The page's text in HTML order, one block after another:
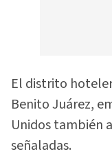
El distrito
Benito Juárez,
Unidos también
señaladas.